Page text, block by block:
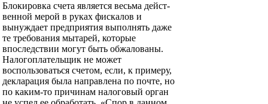
Блокировка счета является весьма дейст­
венной мерой в руках фискалов и
вынуждает предприятия выполнять даже
те требования мытарей, которые
впоследствии могут быть обжалованы.
Налогоплательщик не может
воспользоваться счетом, если, к примеру,
декларация была направлена по почте, но
по каким-то причинам налоговый орган